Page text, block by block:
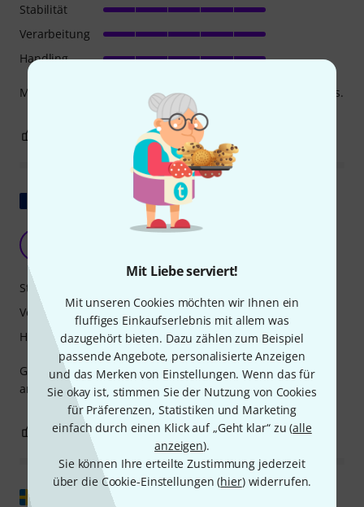
Mit Liebe serviert!
Mit unseren Cookies möchten wir Ihnen ein
fluffiges Einkaufserlebnis mit allem was
dazugehört bieten. Dazu zählen zum Beispiel
passende Angebote, personalisierte Anzeigen
und das Merken von Einstellungen. Wenn das für
Sie okay ist, stimmen Sie der Nutzung von Cookies
für Präferenzen, Statistiken und Marketing
einfach durch einen Klick auf „Geht klar“ zu (alle
anzeigen).
Sie können Ihre erteilte Zustimmung jederzeit
über die Cookie-Einstellungen (hier) widerrufen.
Mir gefällt es wegen seiner Stabilität und seines Aussehens.
Stabilität
Verarbeitung
Handling
BEWERTUNG MELDEN
Original zeigen
Gutes Produkt
Gleiche Bemerkungen wie beim baugleichen Modell mit
anderer Breite, genauso lange Montagezeit.
Stabilität
Verarbeitung
Handling
0 BEWERTUNG MELDEN
Original zeigen